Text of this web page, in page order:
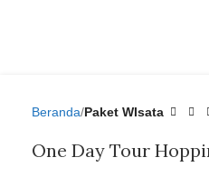
Beranda Paket WIsata
One Day Tour